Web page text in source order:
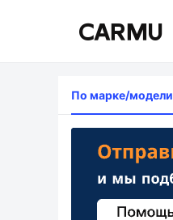
По марке/модели